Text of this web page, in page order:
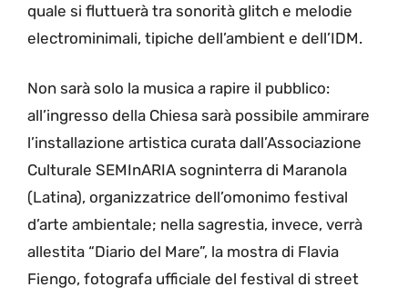
quale si fluttuerà tra sonorità glitch e melodie
electrominimali, tipiche dell’ambient e dell’IDM.
Non sarà solo la musica a rapire il pubblico:
all’ingresso della Chiesa sarà possibile ammirare
l’installazione artistica curata dall’Associazione
Culturale SEMInARIA sogninterra di Maranola
(Latina), organizzatrice dell’omonimo festival
d’arte ambientale; nella sagrestia, invece, verrà
allestita “Diario del Mare”, la mostra di Flavia
Fiengo, fotografa ufficiale del festival di street